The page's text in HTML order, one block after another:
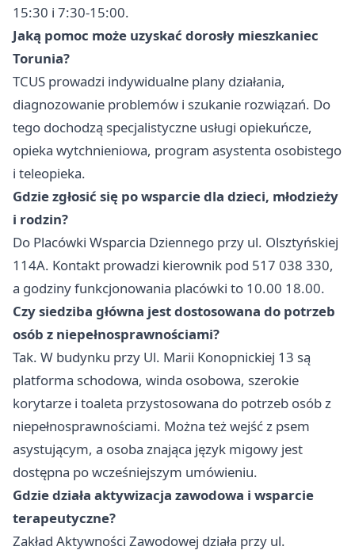
15:30 i 7:30-15:00.
Jaką pomoc może uzyskać dorosły mieszkaniec
Torunia?
TCUS prowadzi indywidualne plany działania,
diagnozowanie problemów i szukanie rozwiązań. Do
tego dochodzą specjalistyczne usługi opiekuńcze,
opieka wytchnieniowa, program asystenta osobistego
i teleopieka.
Gdzie zgłosić się po wsparcie dla dzieci, młodzieży
i rodzin?
Do Placówki Wsparcia Dziennego przy ul. Olsztyńskiej
114A. Kontakt prowadzi kierownik pod 517 038 330,
a godziny funkcjonowania placówki to 10.00 18.00.
Czy siedziba główna jest dostosowana do potrzeb
osób z niepełnosprawnościami?
Tak. W budynku przy Ul. Marii Konopnickiej 13 są
platforma schodowa, winda osobowa, szerokie
korytarze i toaleta przystosowana do potrzeb osób z
niepełnosprawnościami. Można też wejść z psem
asystującym, a osoba znająca język migowy jest
dostępna po wcześniejszym umówieniu.
Gdzie działa aktywizacja zawodowa i wsparcie
terapeutyczne?
Zakład Aktywności Zawodowej działa przy ul.